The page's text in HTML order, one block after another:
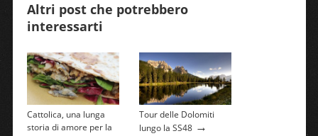
Altri post che potrebbero
interessarti
Cattolica, una lunga
storia di amore per la
Tour delle Dolomiti
lungo la SS48→